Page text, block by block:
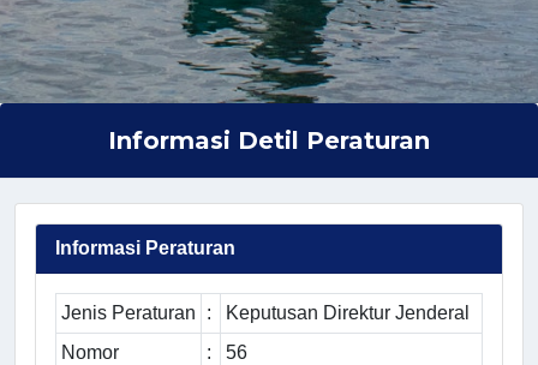
Informasi Detil Peraturan
Informasi Peraturan
Jenis Peraturan :
Keputusan Direktur Jenderal
Nomor
:
56